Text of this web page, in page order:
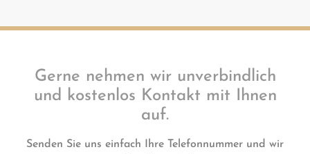
Gerne nehmen wir unverbindlich
und kostenlos Kontakt mit Ihnen
auf.
Senden Sie uns einfach Ihre Telefonnummer und wir